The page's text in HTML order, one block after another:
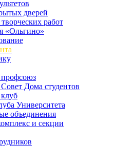
дверей
работ
«Ольгино»
профсоюз
Дома студентов
Университета
объединения
и секции